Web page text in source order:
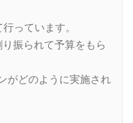
っています。
振られて予算をもら
がどのように実施され